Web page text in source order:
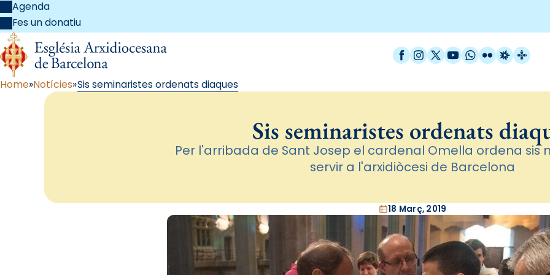
Agenda
Fes un donatiu
Facebook
Instagram
X / Twitter
YouTube
WhatsApp
FlickrRadio
Home Notícies Sis seminaristes ordenats diaques
Sis seminaristes ordenats
Per l'arribada de Sant Josep el cardenal Omella ordena sis
servir a l'arxidiòcesi de Barcelona
18 Març, 2019